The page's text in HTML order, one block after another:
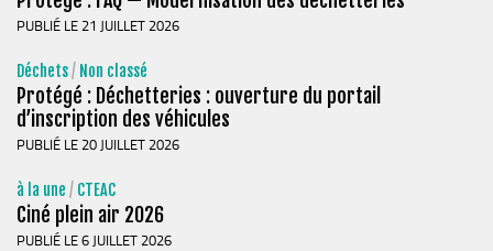
La taxe de séjour
Enfance & Cohésion Sociale
Petite Enfance
Grandir en Matheysine
Crèches et LAEP
PUBLIÉ LE 21 JUILLET 2026
Déchets/ Non classé
Protégé : Déchetteries : ouverture du portail
d’inscription des véhicules
PUBLIÉ LE 20 JUILLET 2026
à la une / CTEAC
Ciné plein air 2026
PUBLIÉ LE 6 JUILLET 2026